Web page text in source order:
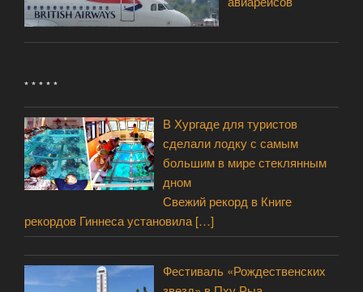
* * * * *
В Хургаде для туристов
сделали лодку с самым
большим в мире стеклянным
дном
Свежий рекорд в Книге
рекордов Гиннеса установила […]
Фестиваль «Рождественских